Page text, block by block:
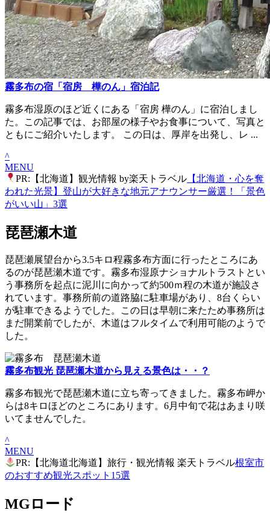
霧多布の宿「宿房 樺のん」宿泊記
霧多布湿原のほど近くにある「宿房 樺のん」に宿泊しまし
た。この記事では、お部屋の様子やお食事について、写真と
ともにご紹介いたします。 この日は、厚岸を出発し、レ ...
^
MENU
PR:【北海道】観光情報 by楽天トラベル 【北海道・心を奪
われた光景】登山が大好きな地元アナウンサー厳選！「景色
がいい山」3選
琵琶瀬木道
琵琶瀬展望台から3.5キロ程霧多布方面に行ったところにあ
るのが琵琶瀬木道です。霧多布湿原ナショナルトラストとい
う事務所を起点に泥川に向かって約500ｍ程の木道が施設さ
れています。事務所前の道路脇に駐車場があり、8台くらい
が駐車できるようでした。この日は早朝に来たため事務所は
まだ開業前でしたが、木道はフルタイムで利用可能のようで
した。
霧多布観光 琵琶瀬木道から見える景色は・・？
霧多布観光で琵琶瀬木道に立ち寄ってきました。霧多布岬か
らは8キロほどのところにあります。6月中旬で花はあまり咲
いてませんでした。
^
MENU
PR:【北海道北海道】旅行・観光情報 楽天トラベル根室市
のおすすめ観光スポット15選
MGロード